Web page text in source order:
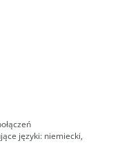
języki: niemiecki,